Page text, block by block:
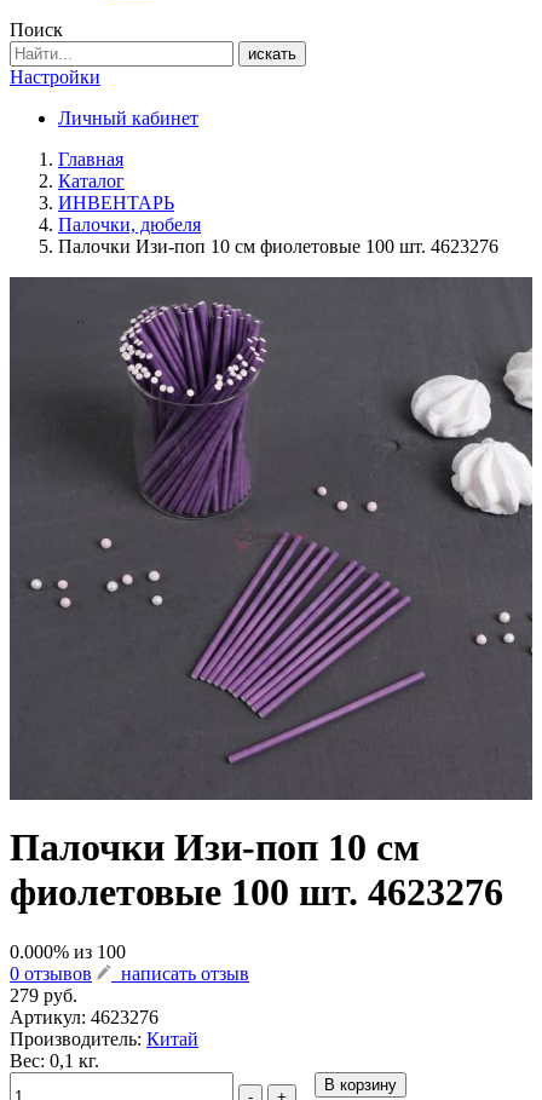
Поиск
искать
Настройки
Личный кабинет
Главная
Каталог
ИНВЕНТАРЬ
Палочки, дюбеля
Палочки Изи-поп 10 см фиолетовые 100 шт. 4623276
Палочки Изи-поп 10 см
фиолетовые 100 шт. 4623276
0.000% из 100
0 отзывов
написать отзыв
279 руб.
Артикул: 4623276
Производитель: Китай
Вес: 0,1 кг.
В корзину